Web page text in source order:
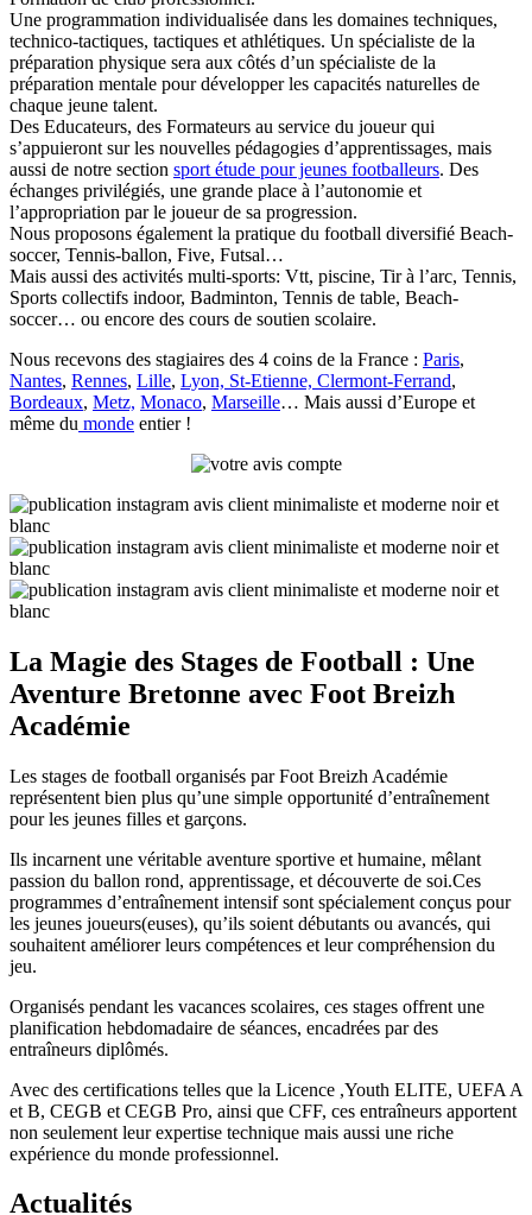
Une programmation individualisée dans les domaines techniques,
technico-tactiques, tactiques et athlétiques. Un spécialiste de la
préparation physique sera aux côtés d’un spécialiste de la
préparation mentale pour développer les capacités naturelles de
chaque jeune talent.
Des Educateurs, des Formateurs au service du joueur qui
s’appuieront sur les nouvelles pédagogies d’apprentissages, mais
aussi de notre section sport étude pour jeunes footballeurs. Des
échanges privilégiés, une grande place à l’autonomie et
l’appropriation par le joueur de sa progression.
Nous proposons également la pratique du football diversifié Beach-
soccer, Tennis-ballon, Five, Futsal…
Mais aussi des activités multi-sports: Vtt, piscine, Tir à l’arc, Tennis,
Sports collectifs indoor, Badminton, Tennis de table, Beach-
soccer… ou encore des cours de soutien scolaire.
Nous recevons des stagiaires des 4 coins de la France : Paris,
Nantes, Rennes, Lille, Lyon, St-Etienne, Clermont-Ferrand,
Bordeaux, Metz, Monaco, Marseille… Mais aussi d’Europe et
même du monde entier !
La Magie des Stages de Football : Une
Aventure Bretonne avec Foot Breizh
Académie
Les stages de football organisés par Foot Breizh Académie
représentent bien plus qu’une simple opportunité d’entraînement
pour les jeunes filles et garçons.
Ils incarnent une véritable aventure sportive et humaine, mêlant
passion du ballon rond, apprentissage, et découverte de soi.Ces
programmes d’entraînement intensif sont spécialement conçus pour
les jeunes joueurs(euses), qu’ils soient débutants ou avancés, qui
souhaitent améliorer leurs compétences et leur compréhension du
jeu.
Organisés pendant les vacances scolaires, ces stages offrent une
planification hebdomadaire de séances, encadrées par des
entraîneurs diplômés.
Avec des certifications telles que la Licence ,Youth ELITE, UEFA A
et B, CEGB et CEGB Pro, ainsi que CFF, ces entraîneurs apportent
non seulement leur expertise technique mais aussi une riche
expérience du monde professionnel.
Actualités